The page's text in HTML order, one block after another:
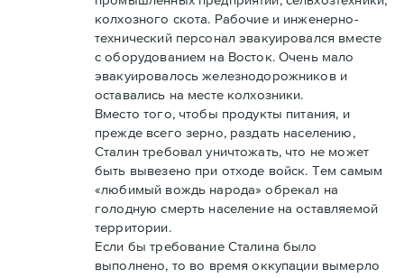
колхозного скота. Рабочие и инженерно-
технический персонал эвакуировался вместе
с оборудованием на Восток. Очень мало
эвакуировалось железнодорожников и
оставались на месте колхозники.
Вместо того, чтобы продукты питания, и
прежде всего зерно, раздать населению,
Сталин требовал уничтожать, что не может
быть вывезено при отходе войск. Тем самым
«любимый вождь народа» обрекал на
голодную смерть население на оставляемой
территории.
Если бы требование Сталина было
выполнено, то во время оккупации вымерло